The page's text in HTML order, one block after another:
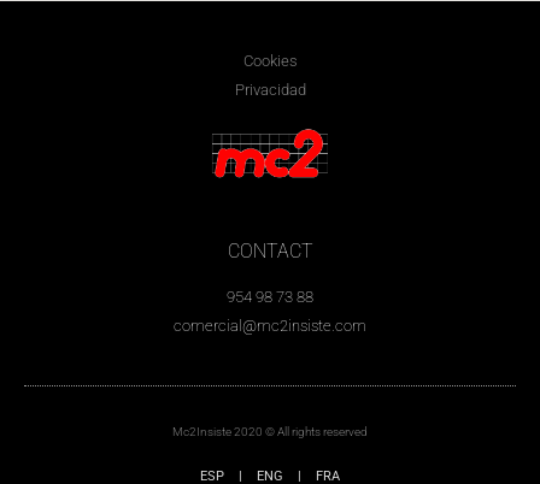
Cookies
Privacidad
CONTACT
954 98 73 88
comercial@mc2insiste.com
Mc2Insiste 2020 © All rights reserved
ESP ENG FRA